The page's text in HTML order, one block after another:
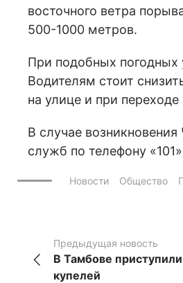
восточного ветра
500-1000 метров.
При подобных
Водителям стоит
на улице и при
В случае
служб по телефону
Новости Общество
Предыдущая новость
В Тамбове
купелей